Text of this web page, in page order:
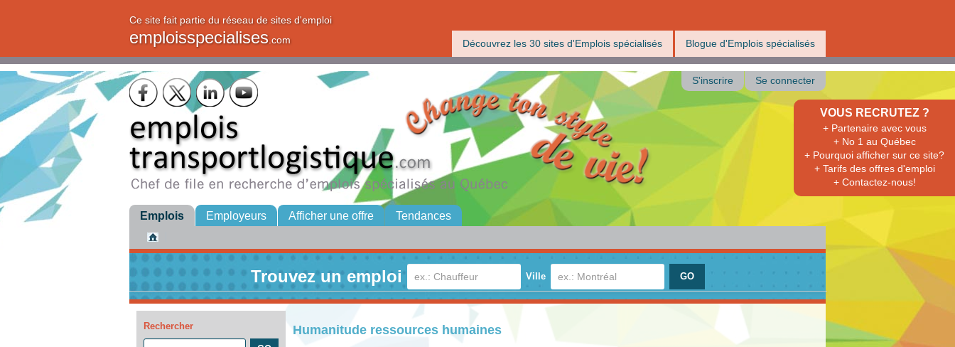
Ce site fait partie du réseau de sites d'emploi
emploisspecialises.com Découvrez les 30 sites d'Emplois spécialisés Blogue d'Emplois spécialisés
VOUS RECRUTEZ ?
+ Partenaire avec vous
+ No 1 au Québec
+ Pourquoi afficher sur ce site?
+ Tarifs des offres d'emploi
+ Contactez-nous!
S'inscrire Se connecter
Emplois Employeurs Afficher une offre Tendances
Trouvez un emploi Ville
Rechercher Humanitude ressources humaines